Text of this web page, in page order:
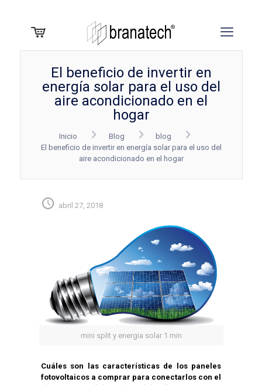
El beneficio de invertir en
energía solar para el uso del
aire acondicionado en el
hogar
Inicio Blog
blog
El beneficio de invertir en energía solar para el uso del
aire acondicionado en el hogar
abril 27, 2018
mini split y energia solar 1 min
Cuáles son las características de los paneles
fotovoltaicos a comprar para conectarlos con el